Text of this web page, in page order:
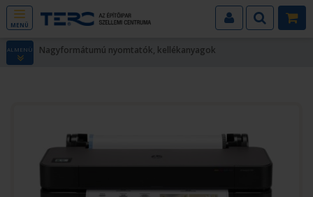
MENÜ
ALMENÜ Nagyformátumú nyomtatók, kellékanyagok